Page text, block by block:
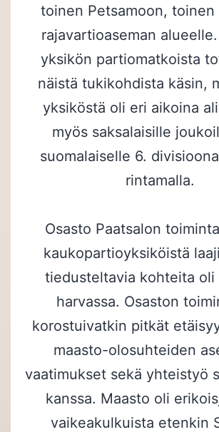
toinen Petsamoon,
rajavartioaseman
yksikön partiomatkoista
näistä tukikohdista käsin,
yksiköstä oli eri aikoina
myös saksalaisille
suomalaiselle 6.
rintamalla.
Osasto Paatsalon
kaukopartioyksiköistä
tiedusteltavia kohteita oli
harvassa. Osaston
korostuivatkin pitkät
maasto-olosuhteiden
vaatimukset sekä yhteistyö
kanssa. Maasto oli
vaikeakulkuista etenkin